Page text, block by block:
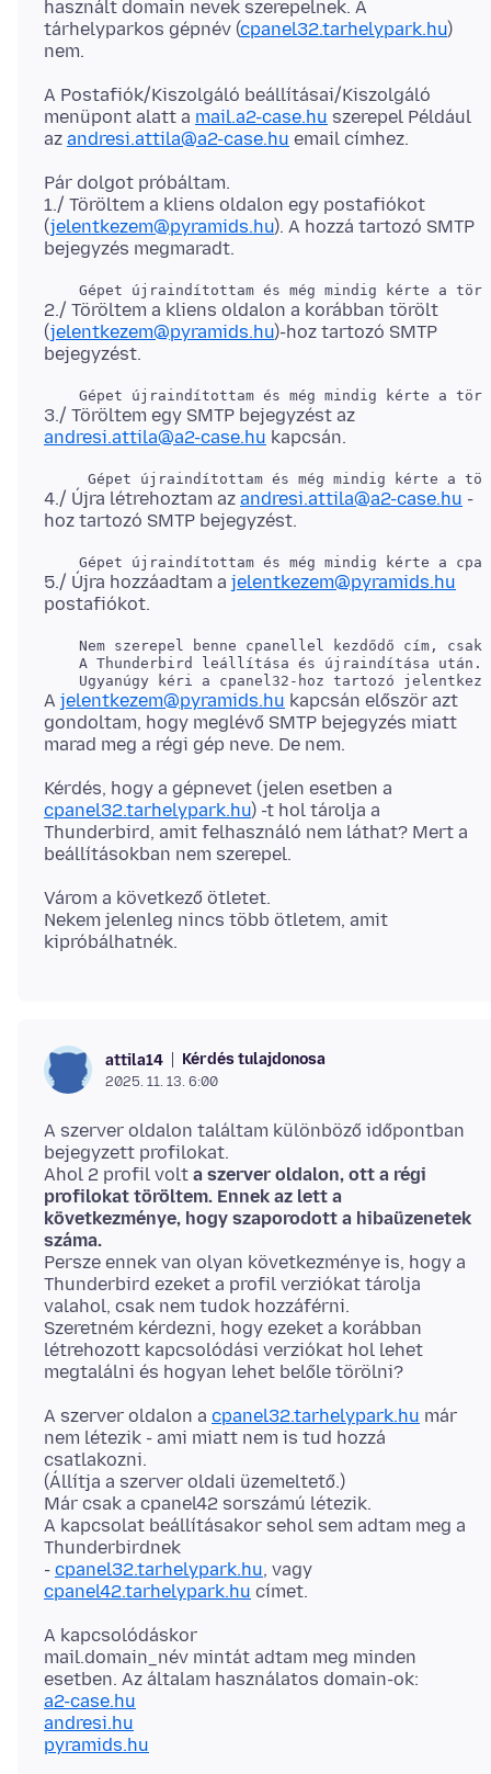
használt domain nevek szerepelnek. A
tárhelyparkos gépnév (cpanel32.tarhelypark.hu)
A Postafiók/Kiszolgáló beállításai/Kiszolgáló
menüpont alatt a mail.a2-case.hu szerepel Például
az andresi.attila@a2-case.hu
Pár dolgot próbáltam.
1./ Töröltem a kliens oldalon egy postafiókot
(jelentkezem@pyramids.hu). A hozzá tartozó SMTP
2./ Töröltem a kliens oldalon a korábban törölt
(jelentkezem@pyramids.hu)-hoz tartozó SMTP
3./ Töröltem egy SMTP bejegyzést az
andresi.attila@a2-case.hu
4./ Újra létrehoztam az andresi.attila@a2-case.hu -
5./ Újra hozzáadtam a jelentkezem@pyramids.hu
Nem szerepel benne cpanellel kezdődő cím, csak
    A Thunderbird leállítása és újraindítása után.
A jelentkezem@pyramids.hu kapcsán először azt
gondoltam, hogy meglévő SMTP bejegyzés miatt
Kérdés, hogy a gépnevet (jelen esetben a
cpanel32.tarhelypark.hu) -t hol tárolja a
Thunderbird, amit felhasználó nem láthat? Mert a
Várom a következő ötletet.
Nekem jelenleg nincs több ötletem, amit
attila14 Kérdés tulajdonosa
2025. 11. 13. 6:00
A szerver oldalon találtam különböző időpontban
bejegyzett profilokat.
Ahol 2 profil volt a szerver oldalon, ott a régi
profilokat töröltem. Ennek az lett a
következménye, hogy szaporodott a hibaüzenetek
száma.
Persze ennek van olyan következménye is, hogy a
Thunderbird ezeket a profil verziókat tárolja
valahol, csak nem tudok hozzáférni.
Szeretném kérdezni, hogy ezeket a korábban
létrehozott kapcsolódási verziókat hol lehet
A szerver oldalon a cpanel32.tarhelypark.hu már
nem létezik - ami miatt nem is tud hozzá
csatlakozni.
(Állítja a szerver oldali üzemeltető.)
Már csak a cpanel42 sorszámú létezik.
A kapcsolat beállításakor sehol sem adtam meg a
Thunderbirdnek
- cpanel32.tarhelypark.hu, vagy
cpanel42.tarhelypark.hu
A kapcsolódáskor
mail.domain_név mintát adtam meg minden
a2-case.hu
andresi.hu
pyramids.hu